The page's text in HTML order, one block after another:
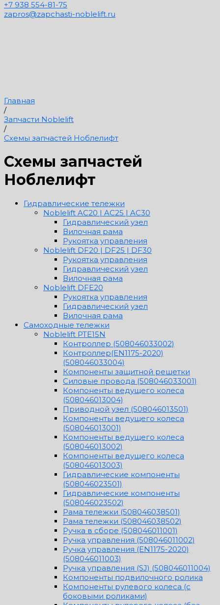
+7 938 554-81-75
zapros@zapchasti-noblelift.ru
Главная
/
Запчасти Noblelift
/
Схемы запчастей Ноблелифт
Схемы запчастей
Ноблелифт
Гидравлические тележки
Noblelift AC20 | AC25 | AC30
Гидравлический узел
Вилочная рама
Рукоятка управления
Noblelift DF20 | DF25 | DF30
Рукоятка управления
Гидравлический узел
Вилочная рама
Noblelift DFE20
Рукоятка управления
Гидравлический узел
Вилочная рама
Самоходные тележки
Noblelift PTE15N
Контроллер (508046033002)
Контроллер(EN1175-2020)
(508046033004)
Компоненты защитной решетки
Силовые провода (508046033001)
Компоненты ведущего колеса
(508046013004)
Приводной узел (508046013501)
Компоненты ведущего колеса
(508046013001)
Компоненты ведущего колеса
(508046013002)
Компоненты ведущего колеса
(508046013003)
Гидравлические компоненты
(508046023501)
Гидравлические компоненты
(508046023502)
Рама тележки (508046038501)
Рама тележки (508046038502)
Ручка в сборе (508046011001)
Ручка управления (508046011002)
Ручка управления (EN1175-2020)
(508046011003)
Ручка управления (SJ) (508046011004)
Компоненты подвилочного ролика
Компоненты рулевого колеса (с
боковыми роликами)